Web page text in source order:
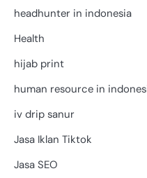
headhunter in indonesia
Health
hijab print
human resource in
iv drip sanur
Jasa Iklan Tiktok
Jasa SEO